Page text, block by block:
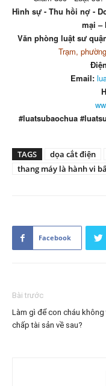
Hình sự - Thu hồi nợ -
mại –
Văn phòng luật sư
Trạm,
Email:
#luatsubaochua
TAGS dọa cắt điện
thang máy là hành vi
Facebook
Bài trước
Làm gì để con cháu không
chấp tài sản về sau?